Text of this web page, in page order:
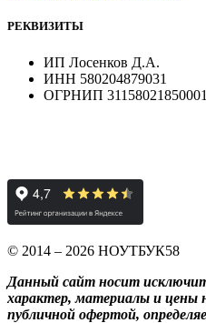
РЕКВИЗИТЫ
ИП Лосенков Д.А.
ИНН 580204879031
ОГРНИП
© 2014 – 2026 НОУТБУК58
Данный сайт носит
характер, материалы и цены
публичной офертой,